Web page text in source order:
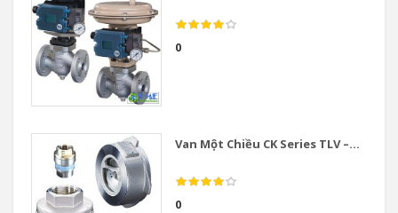
0
Van Một Chiều CK Series TLV –...
0